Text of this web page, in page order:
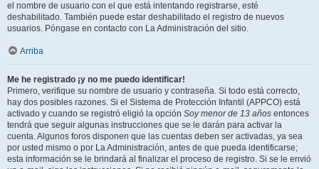
el nombre de usuario con el que está intentando registrarse, esté
deshabilitado. También puede estar deshabilitado el registro de nuevos
usuarios. Póngase en contacto con La Administración del sitio.
Arriba
Me he registrado ¡y no me puedo identificar!
Primero, verifique su nombre de usuario y contraseña. Si todo está correcto,
hay dos posibles razones. Si el Sistema de Protección Infantil (APPCO) está
activado y cuando se registró eligió la opción Soy menor de 13 años entonces
tendrá que seguir algunas instrucciones que se le darán para activar la
cuenta. Algunos foros disponen que las cuentas deben ser activadas, ya sea
por usted mismo o por La Administración, antes de que pueda identificarse;
esta información se le brindará al finalizar el proceso de registro. Si se le envió